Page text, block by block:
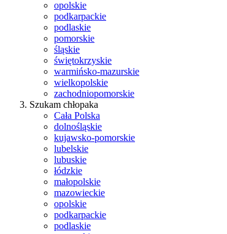
opolskie
podkarpackie
podlaskie
pomorskie
śląskie
świętokrzyskie
warmińsko-mazurskie
wielkopolskie
zachodniopomorskie
Szukam chłopaka
Cała Polska
dolnośląskie
kujawsko-pomorskie
lubelskie
lubuskie
łódzkie
małopolskie
mazowieckie
opolskie
podkarpackie
podlaskie